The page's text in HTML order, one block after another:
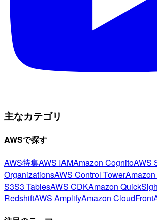
主なカテゴリ
AWSで探す
AWS特集AWS IAMAmazon CognitoAWS
OrganizationsAWS Control Tower
S3S3 TablesAWS CDKAmazon
RedshiftAWS AmplifyAmazon CloudFront